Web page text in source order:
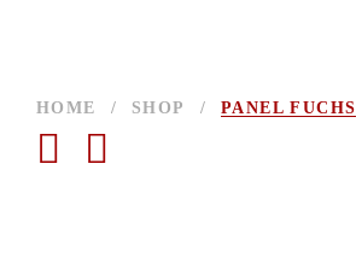
HOME / SHOP / PANEL FUCHS